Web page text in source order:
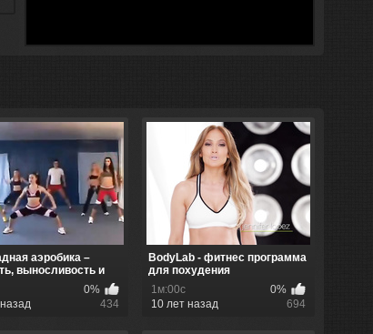
аэробика –
выносливость и
0%
434
BodyLab - фитнес программа
для похудения
1м:00с
0%
10 лет назад
694